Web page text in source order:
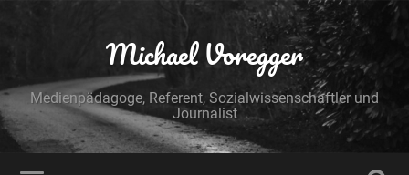
Michael Voregger
Medienpädagoge, Referent, Sozialwissenschaftler und
Journalist